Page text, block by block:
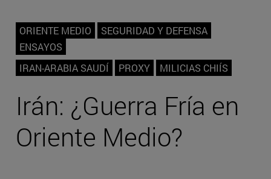
ORIENTE MEDIO
SEGURIDAD Y DEFENSA
ENSAYOS
IRAN-ARABIA SAUDÍ
PROXY MILICIAS CHIÍS
Irán: ¿Guerra Fría en
Oriente Medio?